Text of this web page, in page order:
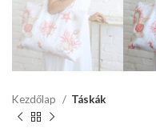
Kezdőlap Táskák